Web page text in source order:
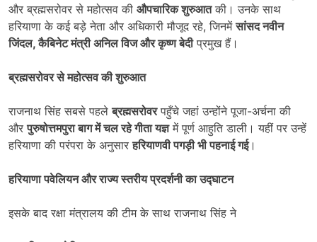
और ब्रह्मसरोवर से महोत्सव की औपचारिक शुरुआतकी। उनके साथ
हरियाणा के कई बड़े नेता और अधिकारी मौजूद रहे, जिनमेंसांसद नवीन
जिंदल,कैबिनेट मंत्री अनिल विज और कृष्ण बेदीप्रमुख हैं।
ब्रह्मसरोवर से महोत्सव की शुरुआत
राजनाथ सिंह सबसे पहलेब्रह्मसरोवरपहुँचे जहां उन्होंने पूजा-अर्चना की
औरपुरुषोत्तमपुरा बाग में चल रहे गीता यज्ञमें पूर्ण आहुति डाली। यहीं पर उन्हें
हरियाणा की परंपरा के अनुसारहरियाणवी पगड़ी भी पहनाई गई।
हरियाणा पवेलियन और राज्य स्तरीय प्रदर्शनी का उद्घाटन
इसके बाद रक्षा मंत्रालय की टीम के साथ राजनाथ सिंह ने